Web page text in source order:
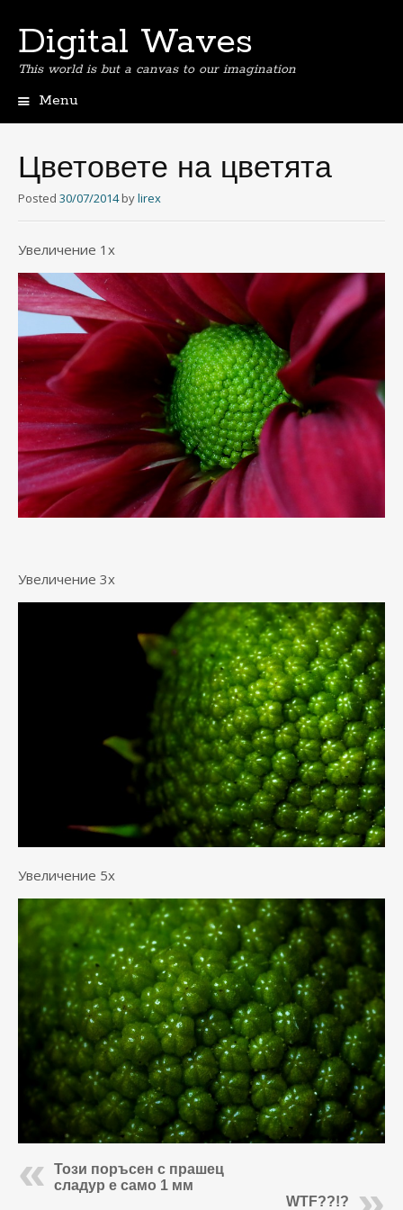
Digital Waves
This world is but a canvas to our imagination
Menu
content
Цветовете на цветята
Posted 30/07/2014 bylirex
Увеличение 1х
Увеличение 3х
Увеличение 5х
Този поръсен с прашец
сладур е само 1 мм
WTF??!?